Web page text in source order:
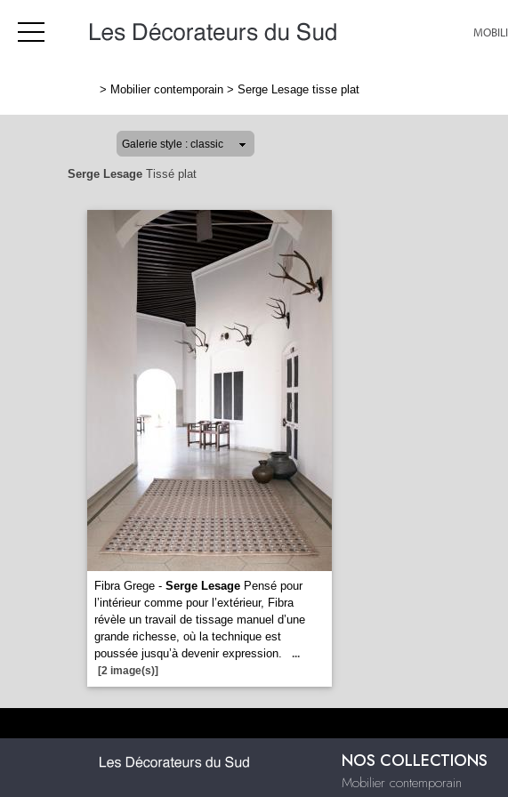
> Mobilier contemporain > Serge Lesage tisse plat
Serge Lesage Tissé plat
Fibra Grege - Serge Lesage Pensé pour
l’intérieur comme pour l’extérieur, Fibra
révèle un travail de tissage manuel d’une
grande richesse, où la technique est
poussée jusqu’à devenir expression.
...
[2 image(s)]
NOS COLLECTIONS
Mobilier contemporain